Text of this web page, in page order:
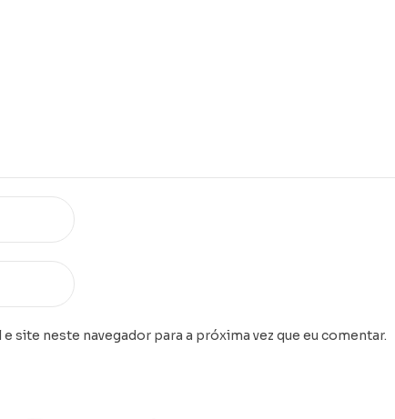
site neste navegador para a próxima vez que eu comentar.